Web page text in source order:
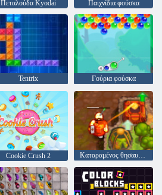
Πεταλούδα Kyodai Παιχνίδια φούσκα
Tentrix Γούρια φούσκα
Cookie Crush 2 Καταραμένος θησαυρός 2